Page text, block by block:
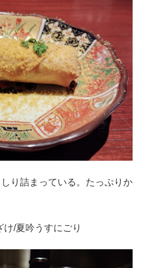
り詰まっている。たっぷりか
/夏吟うすにごり